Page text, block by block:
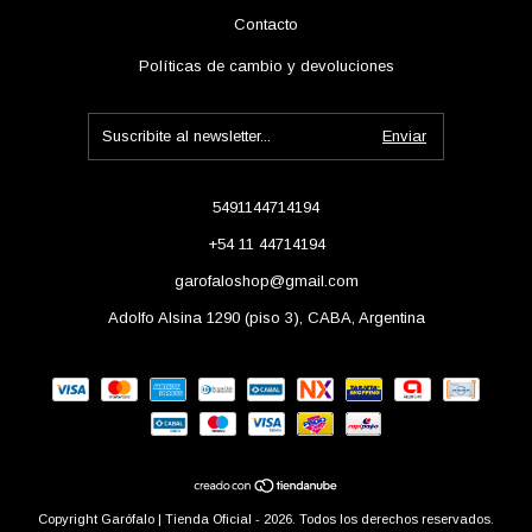
Contacto
Políticas de cambio y devoluciones
5491144714194
+54 11 44714194
garofaloshop@gmail.com
Adolfo Alsina 1290 (piso 3), CABA, Argentina
Copyright Garófalo | Tienda Oficial - 2026. Todos los derechos reservados.